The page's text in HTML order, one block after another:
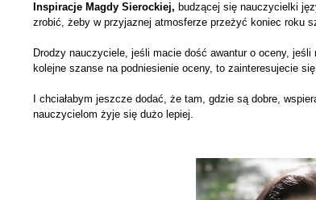
Inspiracje Magdy Sierockiej, budzącej się nauczycielki
zrobić, żeby w przyjaznej atmosferze przeżyć koniec roku
Drodzy nauczyciele, jeśli macie dość awantur o oceny,
kolejne szanse na podniesienie oceny, to zainteresujecie
I chciałabym jeszcze dodać, że tam, gdzie są dobre,
nauczycielom żyje się dużo lepiej.